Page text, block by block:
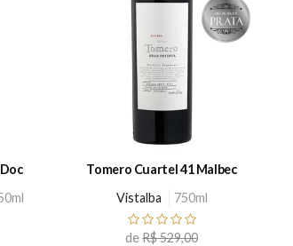
Tomero Cuartel 41 Malbec
Vistalba
750ml
deR$ 529,00